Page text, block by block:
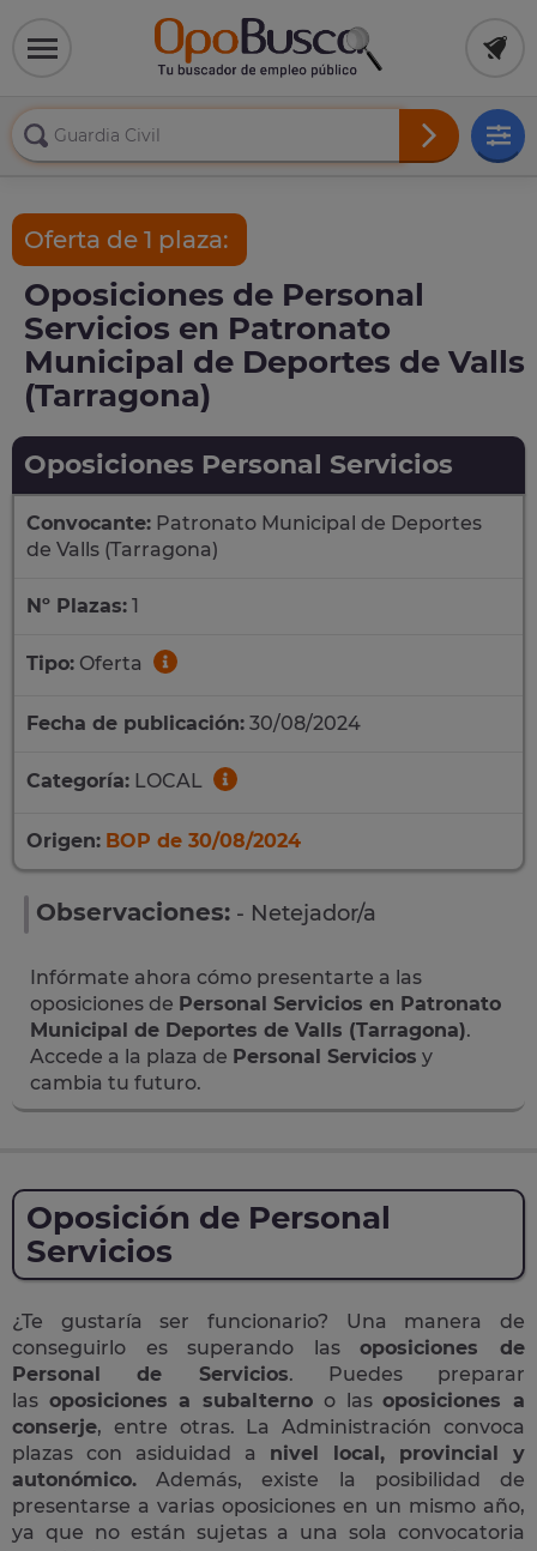
Oferta de 1 plaza:
Oposiciones de Personal
Servicios en Patronato
Municipal de Deportes de Valls
(Tarragona)
Oposiciones Personal Servicios
Convocante: Patronato Municipal de Deportes
de Valls (Tarragona)
Nº Plazas: 1
Tipo: Oferta
Fecha de publicación: 30/08/2024
Categoría: LOCAL
Origen: BOP de 30/08/2024
Observaciones: - Netejador/a
Infórmate ahora cómo presentarte a las
oposiciones de Personal Servicios en Patronato
Municipal de Deportes de Valls (Tarragona).
Accede a la plaza de Personal Servicios y
cambia tu futuro.
Oposición de Personal
Servicios
¿Te gustaría ser funcionario? Una manera de
conseguirlo es superando lasoposiciones de
Personal de Servicios. Puedes preparar
las oposiciones a subalterno o lasoposiciones a
conserje, entre otras. La Administración convoca
plazas con asiduidad a nivel local, provincial y
autonómico. Además, existe la posibilidad de
presentarse a varias oposiciones en un mismo año,
ya que no están sujetas a una sola convocatoria